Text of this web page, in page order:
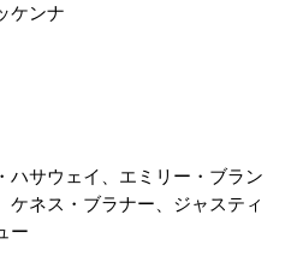
ケンナ
ハサウェイ、エミリー・ブラン
ケネス・ブラナー、ジャスティ
ー